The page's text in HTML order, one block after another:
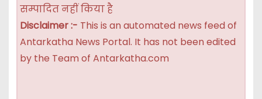
सम्पादित नहीं किया है
Disclaimer :- This is an automated news feed of
Antarkatha News Portal. It has not been edited
by the Team of Antarkatha.com